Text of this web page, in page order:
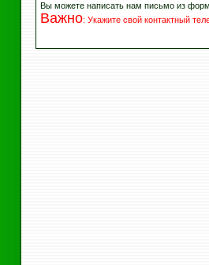
Вы можете написать нам письмо из
Важно: Укажите свой контактный